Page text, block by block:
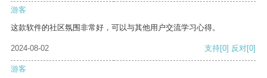
游客
这款软件的社区氛围非常好，可以与其他用户交流学习心得。
2024-08-02 支持[0] 反对[0]
游客